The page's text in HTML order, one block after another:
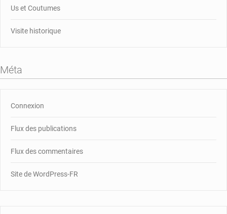
Us et Coutumes
Visite historique
Méta
Connexion
Flux des publications
Flux des commentaires
Site de WordPress-FR